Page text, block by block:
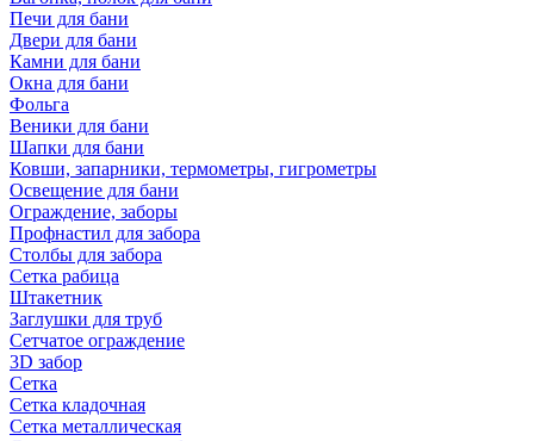
Печи для бани
Двери для бани
Камни для бани
Окна для бани
Фольга
Веники для бани
Шапки для бани
Ковши, запарники, термометры, гигрометры
Освещение для бани
Ограждение, заборы
Профнастил для забора
Столбы для забора
Сетка рабица
Штакетник
Заглушки для труб
Сетчатое ограждение
3D забор
Сетка
Сетка кладочная
Сетка металлическая